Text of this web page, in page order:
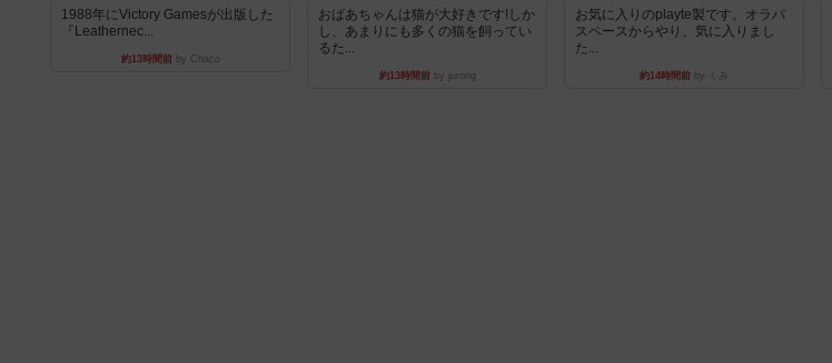
1988年にVictory Gamesが出版した
『Leathernec...
約13時間前by Chaco
おばあちゃんは猫が大好きです!しか
し、あまりにも多くの猫を飼ってい
るた...
約13時間前by jurong
お気に入りのplayte製です。オラパ
スペースからやり、気に入りまし
た...
約14時間前 by くみ